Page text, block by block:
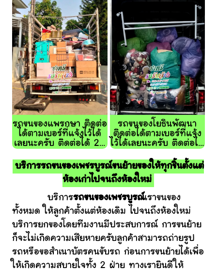
รถขนของแพรกษา ติดต่อ
ได้ตามเบอร์ที่แจ้งไว้ได้
เลยนะครับ ติดต่อได้ 2...
รถขนของโยธินพัฒนา
ติดต่อได้ตามเบอร์ที่แจ้ง
ไว้ได้เลยนะครับ ติดต่อไ...
บริการรถขนของเพชรบูรณ์ขนย้ายของให้ทุกชิ้นตั้งแต่
ห้องเก่าไปจนถึงห้องใหม่
บริการรถขนของเพชรบูรณ์เราขนของ
ทั้งหมด ให้ลูกค้าตั้งแต่ห้องเดิม ไปจนถึงห้องใหม่
บริการยกของโดยทีมงานมีประสบการณ์ การขนย้าย
ก็จะไม่เกิดความเสียหายครับลูกค้าสามารถถ่ายรูป
รถหรือขอสำเนาบัตรคนขับรถ ก่อนการขนย้ายได้เพื่อ
ให้เกิดความสบายใจทั้ง 2 ฝ่าย ทางเรายินดีให้